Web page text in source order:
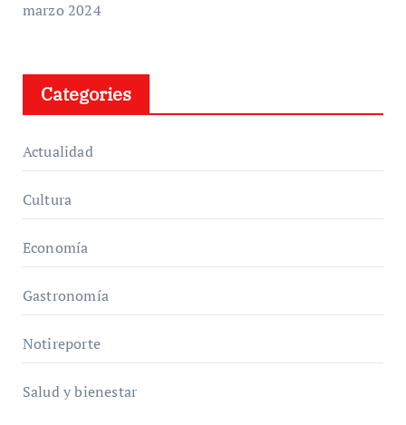
marzo 2024
Categories
Actualidad
Cultura
Economía
Gastronomía
Notireporte
Salud y bienestar